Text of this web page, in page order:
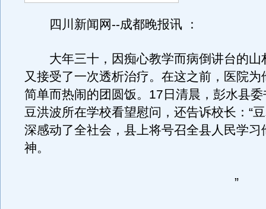
四川新闻网--成都晚报讯 ：
大年三十，因痴心教学而病倒讲台的山
又接受了一次透析治疗。在这之前，医院为
简单而热闹的团圆饭。17日清晨，彭水县
豆洪波所在学校看望慰问，还告诉校长：“
深感动了全社会，县上将号召全县人民学习
神。
”